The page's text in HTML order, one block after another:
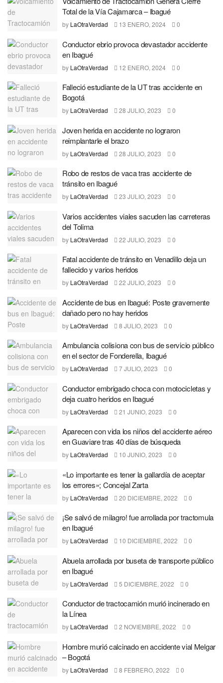
Total de la Vía Cajamarca – Ibagué
by LaOtraVerdad 13 ENERO, 2024 0
Conductor ebrio provoca devastador accidente
en Ibagué
by LaOtraVerdad 12 ENERO, 2024 0
Falleció estudiante de la UT tras accidente en
Bogotá
by LaOtraVerdad 28 JULIO, 2023 0
Joven herida en accidente no lograron
reimplantarle el brazo
by LaOtraVerdad 28 JULIO, 2023 0
Robo de restos de vaca tras accidente de
tránsito en Ibagué
by LaOtraVerdad 23 JULIO, 2023 0
Varios accidentes viales sacuden las carreteras
del Tolima
by LaOtraVerdad 22 JULIO, 2023 0
Fatal accidente de tránsito en Venadillo deja un
fallecido y varios heridos
by LaOtraVerdad 22 JULIO, 2023 0
Accidente de bus en Ibagué: Poste gravemente
dañado pero no hay heridos
by LaOtraVerdad 8 JULIO, 2023 0
Ambulancia colisiona con bus de servicio público
en el sector de Fonderella, Ibagué
by LaOtraVerdad 7 JULIO, 2023 0
Conductor embrigado choca con motocicletas y
deja cuatro heridos en Ibagué
by LaOtraVerdad 21 JUNIO, 2023 0
Aparecen con vida los niños del accidente aéreo
en Guaviare tras 40 días de búsqueda
by LaOtraVerdad 10 JUNIO, 2023 0
«Lo importante es tener la gallardía de aceptar
los errores»; Concejal Zarta
by LaOtraVerdad 20 DICIEMBRE, 2022 0
¡Se salvó de milagro! fue arrollada por tractomula
en Ibagué
by LaOtraVerdad 10 DICIEMBRE, 2022 0
Abuela arrollada por buseta de transporte público
en Ibagué
by LaOtraVerdad 5 DICIEMBRE, 2022 0
Conductor de tractocamión murió incinerado en
la Línea
by LaOtraVerdad 2 NOVIEMBRE, 2022 0
Hombre murió calcinado en accidente vial Melgar
– Bogotá
by LaOtraVerdad 8 FEBRERO, 2022 0